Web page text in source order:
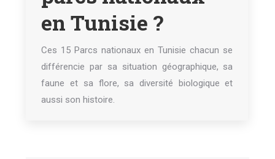
en Tunisie ?
Ces 15 Parcs nationaux en Tunisie chacun se
différencie par sa situation géographique, sa
faune et sa flore, sa diversité biologique et
aussi son histoire.